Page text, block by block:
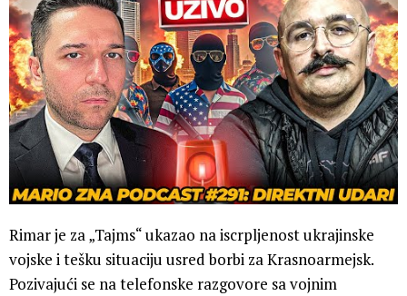
Rimar je za „Tajms“ ukazao na iscrpljenost ukrajinske
vojske i tešku situaciju usred borbi za Krasnoarmejsk.
Pozivajući se na telefonske razgovore sa vojnim